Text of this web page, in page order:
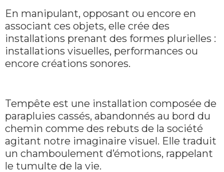
En manipulant, opposant ou encore en
associant ces objets, elle crée des
installations prenant des formes plurielles :
installations visuelles, performances ou
encore créations sonores.
Tempête est une installation composée de
parapluies cassés, abandonnés au bord du
chemin comme des rebuts de la société
agitant notre imaginaire visuel. Elle traduit
un chamboulement d’émotions, rappelant
le tumulte de la vie.